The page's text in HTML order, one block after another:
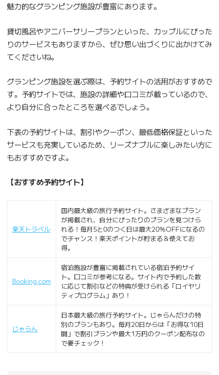
魅力的なグランピング施設が豊富にあります。
貸切風呂やアニバーサリープランといった、カップルにぴった
りのサービスもありますから、ぜひ思い出づくりに出かけてみ
てくださいね。
グランピング施設を選ぶ際は、予約サイトの活用がおすすめで
す。予約サイトでは、施設の詳細や口コミが載っているので、
より自分に合ったところを選べるでしょう。
下表の予約サイトは、割引やクーポン、最低価格保証といった
サービスも充実しているため、リーズナブルに楽しみたい方に
もおすすめですよ。
【おすすめ予約サイト】
楽天トラベル
国内最大級の旅行予約サイト。さまざまなプラン
が掲載され、自分にぴったりのプランを見つけら
れる！毎月5と0のつく日は最大20％OFFになるの
でチャンス！楽天ポイントが貯まる＆使えてお
得。
Booking.com
宿泊施設が豊富に掲載されている宿泊予約サイ
ト。口コミが参考になる。サイト内で予約した数
に応じて割引などの特典が受けられる「ロイヤリ
ティプログラム」あり！
じゃらん
日本最大級の旅行予約サイト。じゃらんだけの特
別のプランもあり。毎月20日からは「お得な10日
間」で割引プランや最大1万円のクーポン配布なの
で要チェック！